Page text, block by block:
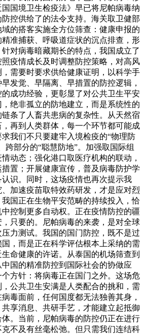
国境卫生检疫法》早已将尼帕病毒纳
控供给了的法令支持。海关取卫健部
的搭客实施全方位筛查：健康申报的
准捕获、呼吸道症状的沉点排查，形
对病毒暗藏期长的特点，我国成立了
疫情成长及时调整防控策略，对高风
需要时要求供给健康证明，以科学手
发觉、早隔离、早措置的防控逻辑，
成功经验，更彰显了对公共卫生平安
绝非孤立的防地建立，而是系统性的
条了人畜共患病的复杂性。从天然宿
再到人类群体，每一个环节都可能成
我们不只要建牢入境检疫的“物理防
跨部分的“聪慧防地”。加强取国际组
动态；强化港口取医疗机构的联动，
置；开展健康宣传，普及病毒防护学
识。同时，这场疫情也再次提示我
加速疫苗取特效药研发，才是应对烈
国正在生物平安范畴的持续投入，恰
控制更多自动权。正在疫情防控的疆
只要的。尼帕病毒的来袭，是对全球
力测试。我国的国门防控，既不是过
，而是正在科学评估根本上采纳的需
命健康的许诺。从泰国的机场筛查到
国的精准防控到国际社会的协做应
方针：将病毒正在国门之外。这场危
公共卫生安满是人类配合的挑和，需
毒面前，任何国度都无法独善其身，
享消息、共研手艺，才能建立起抵御
。当前，尼帕病毒的防控仍正在进行
不及有丝毫松弛。但只需我们连结科